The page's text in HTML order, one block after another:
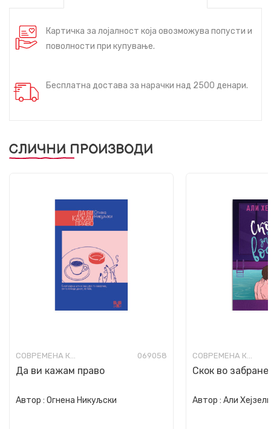
Картичка за лојалност која овозможува попусти и
поволности при купување.
Бесплатна достава за нарачки над 2500 денари.
СЛИЧНИ ПРОИЗВОДИ
СОВРЕМЕНА КНИЖЕВНОСТ 069058
Да ви кажам право
Автор : Огнена Никуљски
СОВРЕМЕНА КНИЖЕВНОСТ
Скок во
Автор : Али